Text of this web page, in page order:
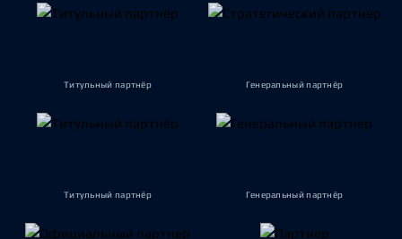
Титульный партнёр Генеральный партнёр
Титульный партнёр Генеральный партнёр